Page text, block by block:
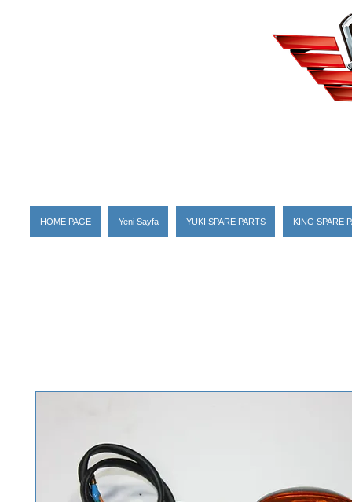
HOME PAGE Yeni Sayfa YUKI SPARE PARTS KING SPARE